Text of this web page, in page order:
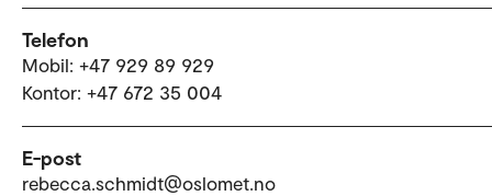
Telefon
Mobil: +47 929 89 929
Kontor: +47 672 35 004
E-post
rebecca.schmidt@oslomet.no